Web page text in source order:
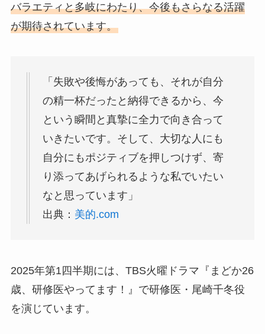
バラエティと多岐にわたり、今後もさらなる活躍
が期待されています。
「失敗や後悔があっても、それが自分
の精一杯だったと納得できるから、今
という瞬間と真摯に全力で向き合って
いきたいです。そして、大切な人にも
自分にもポジティブを押しつけず、寄
り添ってあげられるような私でいたい
なと思っています」
出典： 美的.com
2025年第1四半期には、TBS火曜ドラマ『まどか26
歳、研修医やってます！』で研修医・尾崎千冬役
を演じています。